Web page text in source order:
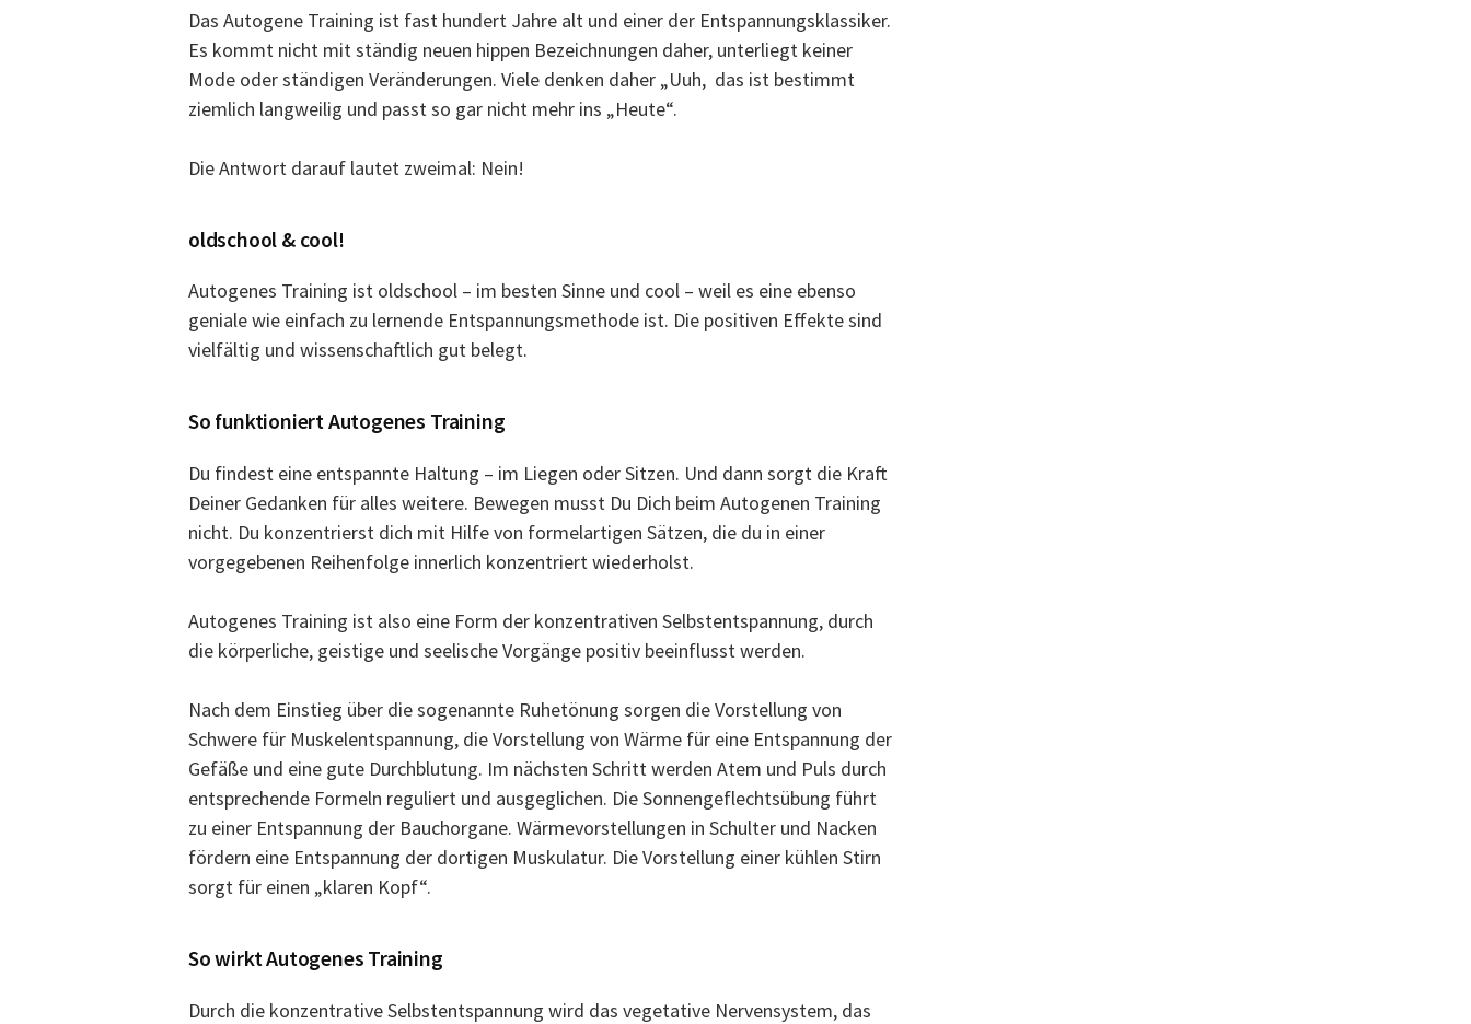
Das Autogene Training ist fast hundert Jahre alt und einer der Entspannungsklassiker.
Es kommt nicht mit ständig neuen hippen Bezeichnungen daher, unterliegt keiner
Mode oder ständigen Veränderungen. Viele denken daher „Uuh, das ist bestimmt
ziemlich langweilig und passt so gar nicht mehr ins „Heute“.
Die Antwort darauf lautet zweimal: Nein!
oldschool & cool!
Autogenes Training ist oldschool – im besten Sinne und cool – weil es eine ebenso
geniale wie einfach zu lernende Entspannungsmethode ist. Die positiven Effekte sind
vielfältig und wissenschaftlich gut belegt.
So funktioniert Autogenes Training
Du findest eine entspannte Haltung – im Liegen oder Sitzen. Und dann sorgt die Kraft
Deiner Gedanken für alles weitere. Bewegen musst Du Dich beim Autogenen Training
nicht. Du konzentrierst dich mit Hilfe von formelartigen Sätzen, die du in einer
vorgegebenen Reihenfolge innerlich konzentriert wiederholst.
Autogenes Training ist also eine Form der konzentrativen Selbstentspannung, durch
die körperliche, geistige und seelische Vorgänge positiv beeinflusst werden.
Nach dem Einstieg über die sogenannte Ruhetönung sorgen die Vorstellung von
Schwere für Muskelentspannung, die Vorstellung von Wärme für eine Entspannung der
Gefäße und eine gute Durchblutung. Im nächsten Schritt werden Atem und Puls durch
entsprechende Formeln reguliert und ausgeglichen. Die Sonnengeflechtsübung führt
zu einer Entspannung der Bauchorgane. Wärmevorstellungen in Schulter und Nacken
fördern eine Entspannung der dortigen Muskulatur. Die Vorstellung einer kühlen Stirn
sorgt für einen „klaren Kopf“.
So wirkt Autogenes Training
Durch die konzentrative Selbstentspannung wird das vegetative Nervensystem, das